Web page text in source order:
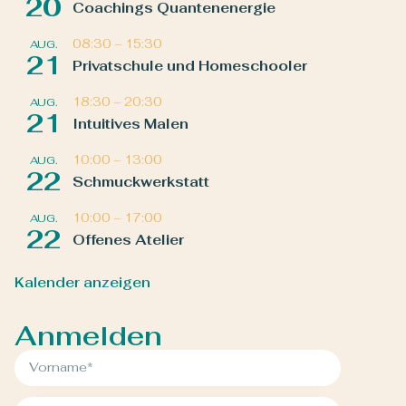
20 Coachings Quantenenergie
AUG.
21
08:30 – 15:30
Privatschule und Homeschooler
AUG.
21
18:30 – 20:30
Intuitives Malen
AUG.
22
10:00 – 13:00
Schmuckwerkstatt
AUG.
22
10:00 – 17:00
Offenes Atelier
Kalender anzeigen
Anmelden